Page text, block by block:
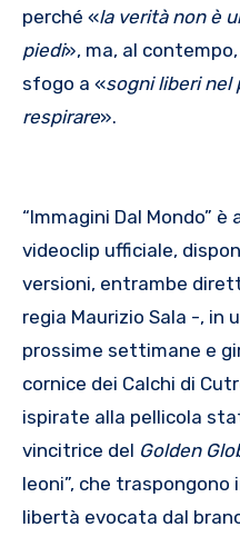
perché «la verità non è
piedi», ma, al
sfogo a «sogni liberi nel
respirare».
“Immagini Dal Mondo”
videoclip ufficiale,
versioni, entrambe
regia Maurizio Sala -, in
prossime settimane e
cornice dei Calchi di
ispirate alla pellicola
vincitrice del Golden
leoni”, che
libertà evocata dal